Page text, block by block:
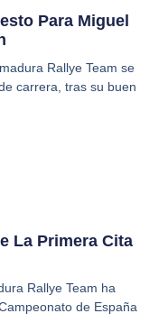
Para Miguel
Rallye Team se
carrera, tras su buen
La Primera Cita
Rallye Team ha
de España